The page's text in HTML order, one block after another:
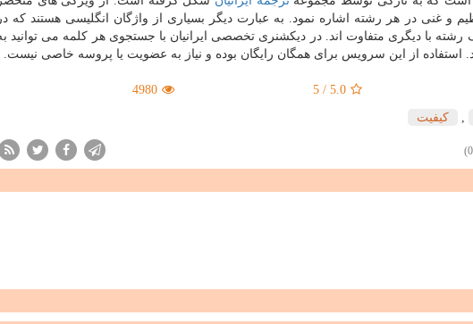
و غنی در هر رشته اشاره نمود. به عبارت دیگر بسیاری از واژگان انگلیسی هستند که در
با دیگری متفاوت اند. در دیکشنری تخصصی ایرانیان با جستجوی هر کلمه می توانید
از این سرویس برای همگان رایگان بوده و نیاز به عضویت یا پروسه خاصی نیست.
5.0
/
5
4980
كیفیت